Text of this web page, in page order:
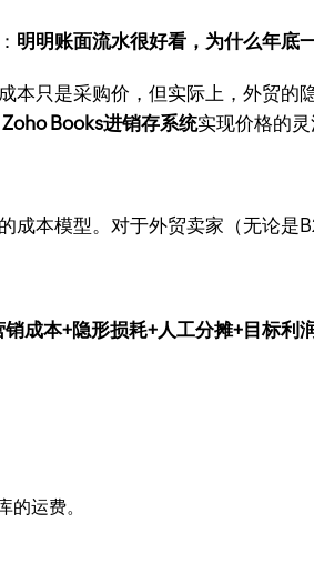
明明账面流水很好看，为什么年底
本只是采购价，但实际上，外贸的
Zoho Books进销存系统实现价格的灵
本模型。对于外贸卖家（无论是
成本+隐形损耗+人工分摊+目标利
的运费。